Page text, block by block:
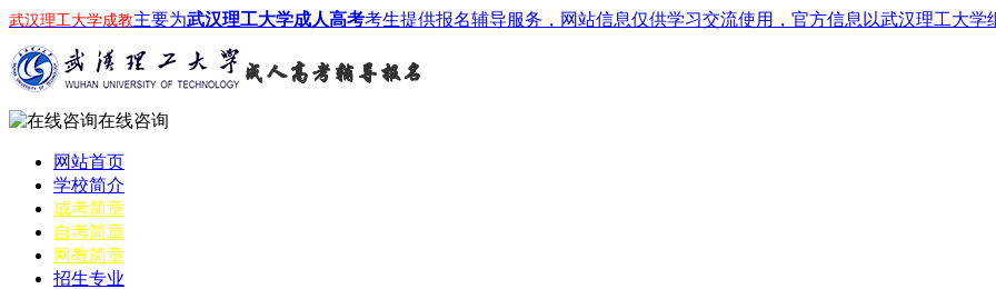
武汉理工大学成教主要为武汉理工大学成人高考考生提供报名辅导服务，网站信息仅供学习交流使用，官方信息以武汉理工大学
在线咨询
网站首页
学校简介
成考简章
自考简章
网教简章
招生专业